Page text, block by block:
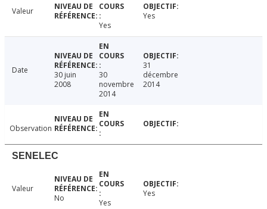
Valeur
Yes
Yes
Date
30 juin
2008
30
novembre
2014
31
décembre
2014
Observation
SENELEC
Valeur
No
Yes
Yes